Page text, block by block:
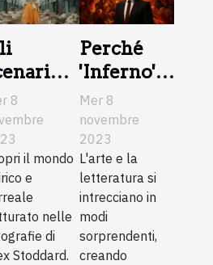
foto
Alex
8
il mondo
e
nelle
di
Stoddard.
Perché
'Inferno'
di Dan
Brown
solleva
domande
sulla
storia
dell'arte
Mer 8
novembre
2023
L'arte e la
letteratura si
intrecciano in
modi
sorprendenti,
creando